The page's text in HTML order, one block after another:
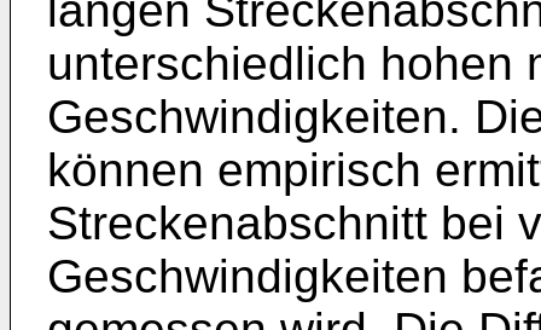
unterschiedlich hohen
Geschwindigkeiten.
können empirisch
Streckenabschnitt bei
Geschwindigkeiten